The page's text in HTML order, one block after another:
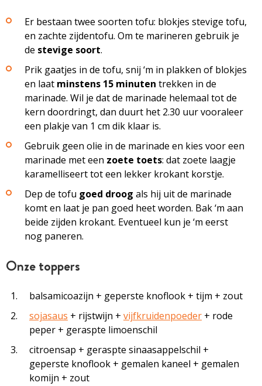
Er bestaan twee soorten tofu: blokjes stevige tofu,
en zachte zijdentofu. Om te marineren gebruik je
de stevige soort.
Prik gaatjes in de tofu, snij ‘m in plakken of blokjes
en laat minstens 15 minuten trekken in de
marinade. Wil je dat de marinade helemaal tot de
kern doordringt, dan duurt het 2.30 uur vooraleer
een plakje van 1 cm dik klaar is.
Gebruik geen olie in de marinade en kies voor een
marinade met een zoete toets: dat zoete laagje
karamelliseert tot een lekker krokant korstje.
Dep de tofu goed droog als hij uit de marinade
komt en laat je pan goed heet worden. Bak ‘m aan
beide zijden krokant. Eventueel kun je ‘m eerst
nog paneren.
Onze toppers
balsamicoazijn + geperste knoflook + tijm + zout
sojasaus + rijstwijn + vijfkruidenpoeder + rode
peper + geraspte limoenschil
citroensap + geraspte sinaasappelschil +
geperste knoflook + gemalen kaneel + gemalen
komijn + zout